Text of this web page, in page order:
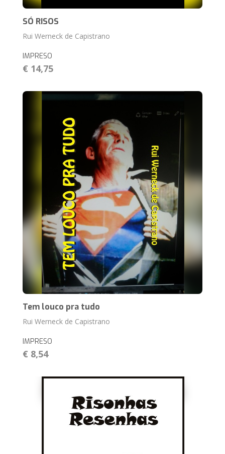
SÓ RISOS
Rui Werneck de Capistrano
IMPRESO
€ 14,75
Tem louco pra tudo
Rui Werneck de Capistrano
IMPRESO
€ 8,54